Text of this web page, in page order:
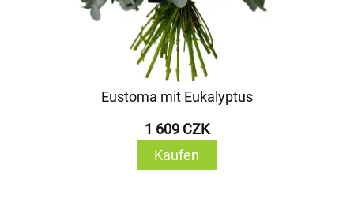
Eustoma mit Eukalyptus
1 609 CZK
Kaufen